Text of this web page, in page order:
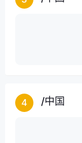
4 /中国